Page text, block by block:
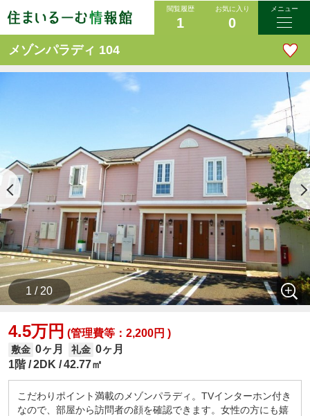
閲覧履歴
1
お気に入り
0
メニュー
メゾンパラディ 104
1 / 20
4.5万円 (管理費等：2,200円 )
敷金 0ヶ月 礼金 0ヶ月
1階 2DK 42.77㎡
こだわりポイント満載のメゾンパラディ。TVインターホン付き
なので、部屋から訪問者の顔を確認できます。女性の方にも嬉